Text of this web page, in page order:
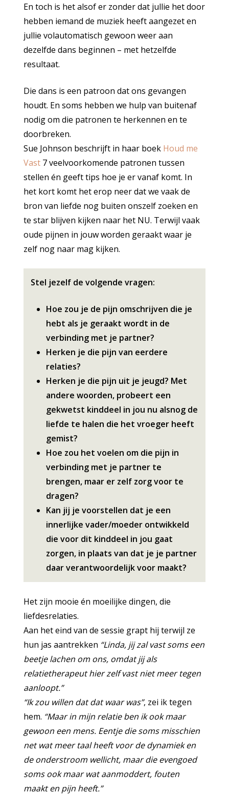
En toch is het alsof er zonder dat jullie het door
hebben iemand de muziek heeft aangezet en
jullie volautomatisch gewoon weer aan
dezelfde dans beginnen – met hetzelfde
resultaat.
Die dans is een patroon dat ons gevangen
houdt. En soms hebben we hulp van buitenaf
nodig om die patronen te herkennen en te
doorbreken.
Sue Johnson beschrijft in haar boek Houd me
Vast 7 veelvoorkomende patronen tussen
stellen én geeft tips hoe je er vanaf komt. In
het kort komt het erop neer dat we vaak de
bron van liefde nog buiten onszelf zoeken en
te star blijven kijken naar het NU. Terwijl vaak
oude pijnen in jouw worden geraakt waar je
zelf nog naar mag kijken.
Stel jezelf de volgende vragen:
Hoe zou je de pijn omschrijven die je
hebt als je geraakt wordt in de
verbinding met je partner?
Herken je die pijn van eerdere
relaties?
Herken je die pijn uit je jeugd? Met
andere woorden, probeert een
gekwetst kinddeel in jou nu alsnog de
liefde te halen die het vroeger heeft
gemist?
Hoe zou het voelen om die pijn in
verbinding met je partner te
brengen, maar er zelf zorg voor te
dragen?
Kan jij je voorstellen dat je een
innerlijke vader/moeder ontwikkeld
die voor dit kinddeel in jou gaat
zorgen, in plaats van dat je je partner
daar verantwoordelijk voor maakt?
Het zijn mooie én moeilijke dingen, die
liefdesrelaties.
Aan het eind van de sessie grapt hij terwijl ze
hun jas aantrekken “Linda, jij zal vast soms een
beetje lachen om ons, omdat jij als
relatietherapeut hier zelf vast niet meer tegen
aanloopt.”
“Ik zou willen dat dat waar was”, zei ik tegen
hem. “Maar in mijn relatie ben ik ook maar
gewoon een mens. Eentje die soms misschien
net wat meer taal heeft voor de dynamiek en
de onderstroom wellicht, maar die evengoed
soms ook maar wat aanmoddert, fouten
maakt en pijn heeft.”